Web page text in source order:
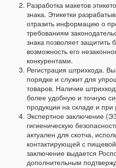
Разработка макетов
знака. Этикетки
отразить информацию о
требованиям
знака позволяет защитить
возможность его
конкурентами.
Регистрация штрихкода.
порядке и служит для
товаров. Наличие
более удобную и точную
продукции на складе и при
Экспертное заключение
гигиеническую
актуален для скотча,
контактирующей с
заключение выдается
дополнительным